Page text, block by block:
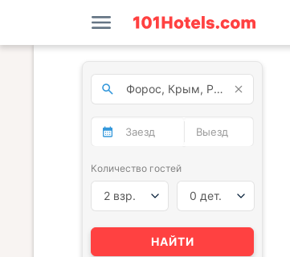
Количество гостей
2 взр. 0 дет.
НАЙТИ